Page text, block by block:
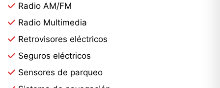
Radio AM/FM
Radio Multimedia
Retrovisores eléctricos
Seguros eléctricos
Sensores de parqueo